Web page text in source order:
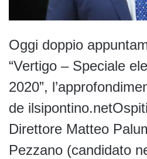
Oggi doppio
“Vertigo – Speciale
2020”,
de
Direttore Matteo
Pezzano (candidato